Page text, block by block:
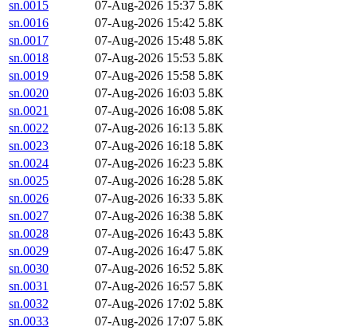
sn.0015
07-Aug-2026 15:37 5.8K
sn.0016
07-Aug-2026 15:42 5.8K
sn.0017
07-Aug-2026 15:48 5.8K
sn.0018
07-Aug-2026 15:53 5.8K
sn.0019
07-Aug-2026 15:58 5.8K
sn.0020
07-Aug-2026 16:03 5.8K
sn.0021
07-Aug-2026 16:08 5.8K
sn.0022
07-Aug-2026 16:13 5.8K
sn.0023
07-Aug-2026 16:18 5.8K
sn.0024
07-Aug-2026 16:23 5.8K
sn.0025
07-Aug-2026 16:28 5.8K
sn.0026
07-Aug-2026 16:33 5.8K
sn.0027
07-Aug-2026 16:38 5.8K
sn.0028
07-Aug-2026 16:43 5.8K
sn.0029
07-Aug-2026 16:47 5.8K
sn.0030
07-Aug-2026 16:52 5.8K
sn.0031
07-Aug-2026 16:57 5.8K
sn.0032
07-Aug-2026 17:02 5.8K
sn.0033
07-Aug-2026 17:07 5.8K